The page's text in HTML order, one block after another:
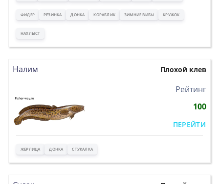
ФИДЕР РЕЗИНКА ДОНКА КОРАБЛИК ЗИМНИЕ ВИБЫ КРУЖОК
НАХЛЫСТ
Налим Плохой клев
Рейтинг
100
ПЕРЕЙТИ
ЖЕРЛИЦА ДОНКА СТУКАЛКА